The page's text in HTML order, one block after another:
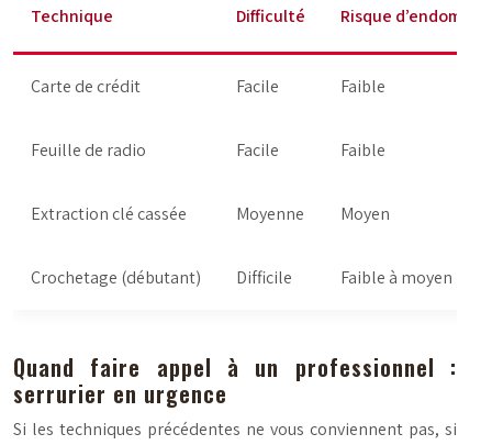
Technique Difficulté Risque
Carte de crédit Facile Faible
Feuille de radio Facile Faible
Extraction clé cassée Moyenne Moyen
Crochetage (débutant) Difficile Faible à moyen
Quand faire appel à un professionnel :
serrurier en urgence
Si les techniques précédentes ne vous conviennent pas, si